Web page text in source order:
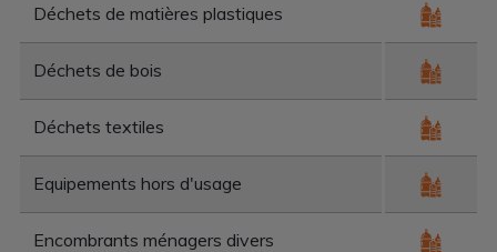
Déchets de matières plastiques
Déchets de bois
Déchets textiles
Equipements hors d'usage
Encombrants ménagers divers